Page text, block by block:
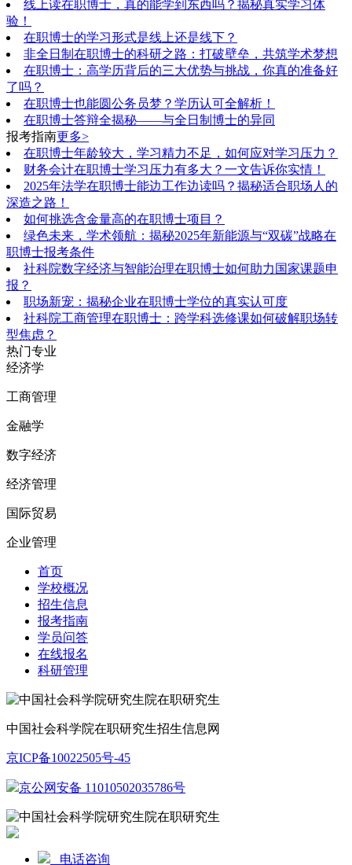
线上读在职博士，真的能学到东西吗？揭秘真实学习体
验！
在职博士的学习形式是线上还是线下？
非全日制在职博士的科研之路：打破壁垒，共筑学术梦想
在职博士：高学历背后的三大优势与挑战，你真的准备好
了吗？
在职博士也能圆公务员梦？学历认可全解析！
在职博士答辩全揭秘——与全日制博士的异同
报考指南更多>
在职博士年龄较大，学习精力不足，如何应对学习压力？
财务会计在职博士学习压力有多大？一文告诉你实情！
2025年法学在职博士能边工作边读吗？揭秘适合职场人的
深造之路！
如何挑选含金量高的在职博士项目？
绿色未来，学术领航：揭秘2025年新能源与“双碳”战略在
职博士报考条件
社科院数字经济与智能治理在职博士如何助力国家课题申
报？
职场新宠：揭秘企业在职博士学位的真实认可度
社科院工商管理在职博士：跨学科选修课如何破解职场转
型焦虑？
热门专业
经济学
工商管理
金融学
数字经济
经济管理
国际贸易
企业管理
首页
学校概况
招生信息
报考指南
学员问答
在线报名
科研管理
中国社会科学院在职研究生招生信息网
京ICP备10022505号-45
京公网安备 11010502035786号
电话咨询